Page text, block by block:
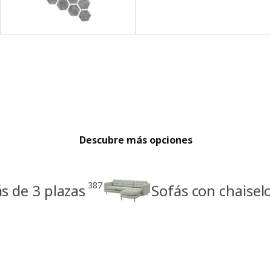
Descubre más opciones
de 3 plazas 387 Sofás con